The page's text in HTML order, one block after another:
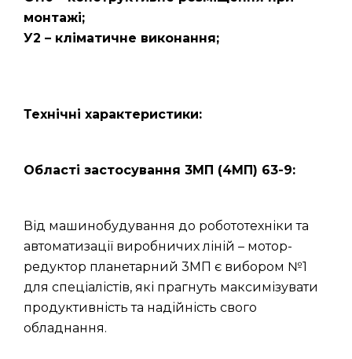
монтажі;
У2 – кліматичне виконання;
Технічні характеристики:
Області застосування 3МП (4МП) 63-9:
Від машинобудування до робототехніки та
автоматизації виробничих ліній – мотор-
редуктор планетарний 3МП є вибором №1
для спеціалістів, які прагнуть максимізувати
продуктивність та надійність свого
обладнання.